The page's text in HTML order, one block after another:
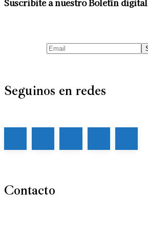
Suscribite a nuestro Boletín digital
Seguinos en redes
Contacto